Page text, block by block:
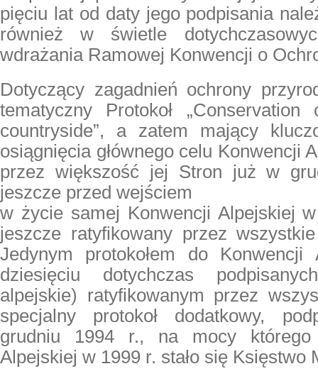
pięciu lat od daty jego podpisania
również w świetle
wdrażania Ramowej Konwencji o
Dotyczący zagadnień ochrony
tematyczny Protokoł
countryside”, a zatem mający
osiągnięcia głównego celu Konwencji
przez większość jej Stron już w
jeszcze przed wejściem
w życie samej Konwencji Alpejskiej
jeszcze ratyfikowany przez
Jedynym protokołem do Konwencji
dziesięciu dotychczas
alpejskie) ratyfikowanym przez
specjalny protokoł dodatkowy,
grudniu 1994 r., na mocy którego
Alpejskiej w 1999 r. stało się Księstwo